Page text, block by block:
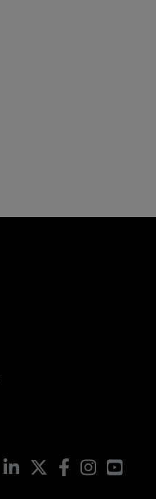
LinkedIn FacebookInstagram